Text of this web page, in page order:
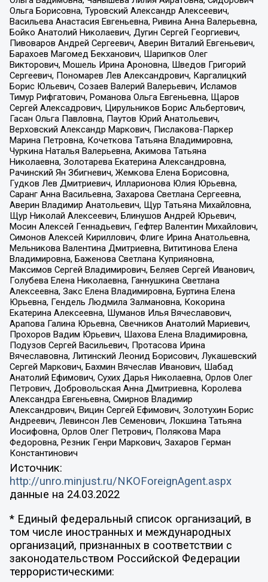
Ольга Борисовна, Туровский Александр Алексеевич,
Васильева Анастасия Евгеньевна, Ривина Анна Валерьевна,
Бойко Анатолий Николаевич, Дугин Сергей Георгиевич,
Пивоваров Андрей Сергеевич, Аверин Виталий Евгеньевич,
Барахоев Магомед Бекханович, Шарипков Олег
Викторович, Мошель Ирина Ароновна, Шведов Григорий
Сергеевич, Пономарев Лев Александрович, Каргалицкий
Борис Юльевич, Созаев Валерий Валерьевич, Исламов
Тимур Рифгатович, Романова Ольга Евгеньевна, Щаров
Сергей Алексадрович, Цирульников Борис Альбертович,
Гасан Ольга Павловна, Паутов Юрий Анатольевич,
Верховский Александр Маркович, Пислакова-Паркер
Марина Петровна, Кочеткова Татьяна Владимировна,
Чуркина Наталья Валерьевна, Акимова Татьяна
Николаевна, Золотарева Екатерина Александровна,
Рачинский Ян Збигневич, Жемкова Елена Борисовна,
Гудков Лев Дмитриевич, Илларионова Юлия Юрьевна,
Саранг Анна Васильевна, Захарова Светлана Сергеевна,
Аверин Владимир Анатольевич, Щур Татьяна Михайловна,
Щур Николай Алексеевич, Блинушов Андрей Юрьевич,
Мосин Алексей Геннадьевич, Гефтер Валентин Михайлович,
Симонов Алексей Кириллович, Флиге Ирина Анатольевна,
Мельникова Валентина Дмитриевна, Вититинова Елена
Владимировна, Баженова Светлана Куприяновна,
Максимов Сергей Владимирович, Беляев Сергей Иванович,
Голубева Елена Николаевна, Ганнушкина Светлана
Алексеевна, Закс Елена Владимировна, Буртина Елена
Юрьевна, Гендель Людмила Залмановна, Кокорина
Екатерина Алексеевна, Шуманов Илья Вячеславович,
Арапова Галина Юрьевна, Свечников Анатолий Мариевич,
Прохоров Вадим Юрьевич, Шахова Елена Владимировна,
Подузов Сергей Васильевич, Протасова Ирина
Вячеславовна, Литинский Леонид Борисович, Лукашевский
Сергей Маркович, Бахмин Вячеслав Иванович, Шабад
Анатолий Ефимович, Сухих Дарья Николаевна, Орлов Олег
Петрович, Добровольская Анна Дмитриевна, Королева
Александра Евгеньевна, Смирнов Владимир
Александрович, Вицин Сергей Ефимович, Золотухин Борис
Андреевич, Левинсон Лев Семенович, Локшина Татьяна
Иосифовна, Орлов Олег Петрович, Полякова Мара
Федоровна, Резник Генри Маркович, Захаров Герман
Константинович
Источник:
http://unro.minjust.ru/NKOForeignAgent.aspx
данные на 24.03.2022
* Единый федеральный список организаций, в
том числе иностранных и международных
организаций, признанных в соответствии с
законодательством Российской Федерации
террористическими: